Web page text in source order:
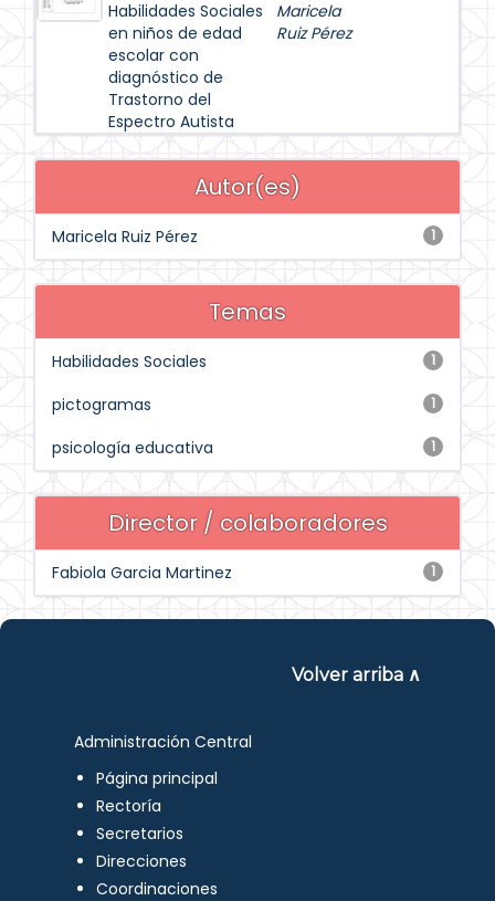
Habilidades Sociales
en niños de edad
escolar con
diagnóstico de
Trastorno del
Espectro Autista
Maricela
Ruiz Pérez
Autor(es)
1
Maricela Ruiz Pérez
Temas
1
Habilidades Sociales
1
pictogramas
1
psicología educativa
Director / colaboradores
1
Fabiola Garcia Martinez
Volver arriba ∧
Administración Central
Página principal
Rectoría
Secretarios
Direcciones
Coordinaciones